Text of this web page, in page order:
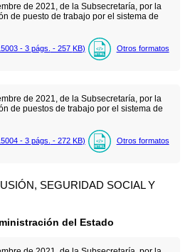
de 2021, de la Subsecretaría, por la
de puesto de trabajo por el sistema de
- 3 págs. - 257 KB) Otros formatos
de 2021, de la Subsecretaría, por la
de puestos de trabajo por el sistema de
- 3 págs. - 272 KB) Otros formatos
SEGURIDAD SOCIAL Y
del Estado